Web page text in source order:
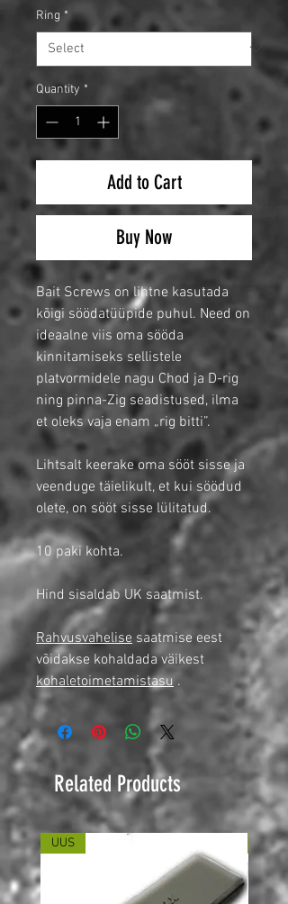
Ring *
Quantity *
Add to Cart
Buy Now
Bait Screws on lihtne kasutada
kõigi söödatüüpide puhul. Need on
ideaalne viis oma sööda
kinnitamiseks sellistele
platvormidele nagu Chod ja D-rig
ning pinna-Zig seadistused, ilma
et oleks vaja enam „rig bitti”.
Lihtsalt keerake oma sööt sisse ja
veenduge täielikult, et kui söödud
olete, on sööt sisse lülitatud.
10 paki kohta.
Hind sisaldab UK saatmist.
Rahvusvahelise saatmise eest
võidakse kohaldada väikest
kohaletoimetamistasu .
Related Products
UUS UUS